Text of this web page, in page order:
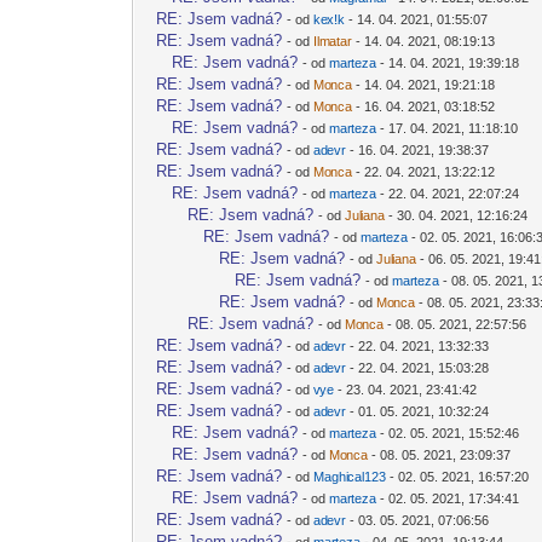
RE: Jsem vadná? - odkex!k - 14. 04. 2021, 01:55:07
RE: Jsem vadná? - od Ilmatar - 14. 04. 2021, 08:19:13
RE: Jsem vadná? - odmarteza - 14. 04. 2021, 19:39:18
RE: Jsem vadná? - od Monca - 14. 04. 2021, 19:21:18
RE: Jsem vadná? - od Monca - 16. 04. 2021, 03:18:52
RE: Jsem vadná? - odmarteza - 17. 04. 2021, 11:18:10
RE: Jsem vadná? - odadevr - 16. 04. 2021, 19:38:37
RE: Jsem vadná? - od Monca - 22. 04. 2021, 13:22:12
RE: Jsem vadná? - odmarteza - 22. 04. 2021, 22:07:24
RE: Jsem vadná? - odJuliana - 30. 04. 2021, 12:16:24
RE: Jsem vadná? - odmarteza - 02. 05. 2021,
RE: Jsem vadná? - odJuliana - 06. 05. 2021,
RE: Jsem vadná? - odmarteza - 08. 05. 2021,
RE: Jsem vadná? - od Monca - 08. 05. 2021,
RE: Jsem vadná? - od Monca - 08. 05. 2021, 22:57:56
RE: Jsem vadná? - odadevr - 22. 04. 2021, 13:32:33
RE: Jsem vadná? - odadevr - 22. 04. 2021, 15:03:28
RE: Jsem vadná? - odvye - 23. 04. 2021, 23:41:42
RE: Jsem vadná? - odadevr - 01. 05. 2021, 10:32:24
RE: Jsem vadná? - odmarteza - 02. 05. 2021, 15:52:46
RE: Jsem vadná? - od Monca - 08. 05. 2021, 23:09:37
RE: Jsem vadná? - od Maghical123 - 02. 05. 2021, 16:57:20
RE: Jsem vadná? - odmarteza - 02. 05. 2021, 17:34:41
RE: Jsem vadná? - odadevr - 03. 05. 2021, 07:06:56